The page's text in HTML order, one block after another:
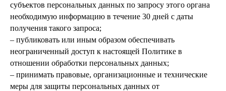
субъектов персональных данных по запросу этого органа
необходимую информацию в течение 30 дней с даты
получения такого запроса;
– публиковать или иным образом обеспечивать
неограниченный доступ к настоящей Политике в
отношении обработки персональных данных;
– принимать правовые, организационные и технические
меры для защиты персональных данных от